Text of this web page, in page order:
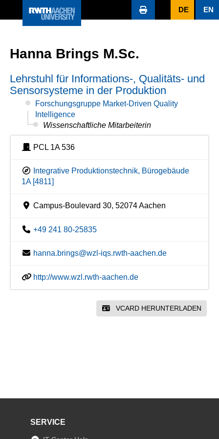
DE EN
Hanna Brings M.Sc.
Lehrstuhl für Informations-, Qualitäts- und
Sensorsysteme in der Produktion
Forschungsgruppe Market-Driven Quality
Intelligence
Wissenschaftliche Mitarbeiterin
PCL 1A 536
Integrative Produktionstechnik, Bürogebäude
1A [4811]
Campus-Boulevard 30, 52074 Aachen
+49 241 80-25835
hanna.brings@wzl-iqs.rwth-aachen.de
http://www.wzl.rwth-aachen.de
VCARD HERUNTERLADEN
SERVICE